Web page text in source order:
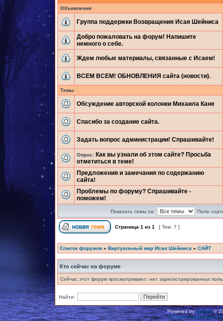
Объявления
Группа поддержки Возвращения Исая Шейниса
Добро пожаловать на форум! Напишите
немного о себе.
Ждем любые материалы, связанные с Исаем!
ВСЕМ ВСЕМ! ОБНОВЛЕНИЯ сайта (новости).
Темы
Обсуждение авторской колонки Михаила Кане
Спасибо за создание сайта.
Задать вопрос администрации! Спрашивайте!
Опрос: Как вы узнали об этом сайте? Просьба
отметиться в теме!
Предложения и замечания по содержанию
сайта!
Проблемы по форуму? Спрашивайте -
поможем!
Показать темы за: Поле
Страница 1 из 1 [ Тем: 7 ]
Список форумов » Виртуальный мир Исая Шейниса » САЙТ
Кто сейчас на форуме
Сейчас этот форум просматривают: нет зарегистрированных
Найти:
Powered byphpBB©
Русская поддержка